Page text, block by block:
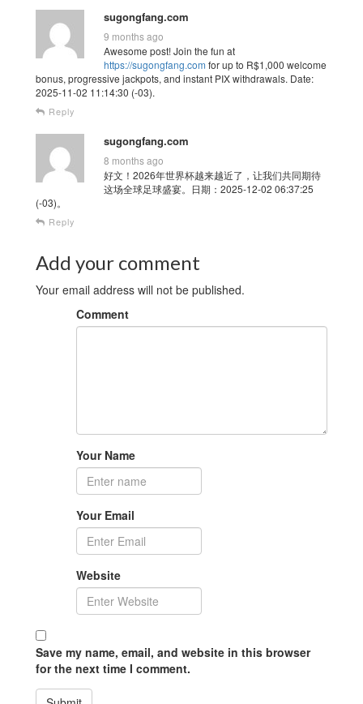
sugongfang.com
9 months ago
Awesome post! Join the fun at
https://sugongfang.com for up to R$1,000 welcome
bonus, progressive jackpots, and instant PIX withdrawals. Date:
2025-11-02 11:14:30 (-03).
Reply
sugongfang.com
8 months ago
好文！2026年世界杯越来越近了，让我们共同期待
这场全球足球盛宴。日期：2025-12-02 06:37:25
(-03)。
Reply
Add your comment
Your email address will not be published.
Comment
Your Name
Your Email
Website
Save my name, email, and website in this browser
for the next time I comment.